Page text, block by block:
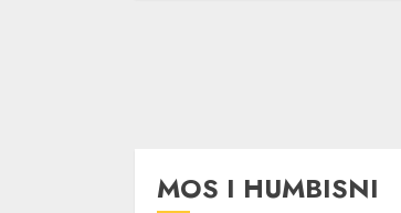
MOS I HUMBISNI